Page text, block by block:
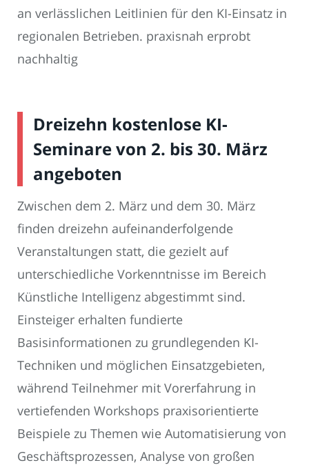
an verlässlichen Leitlinien für den KI-Einsatz in
regionalen Betrieben. praxisnah erprobt
nachhaltig
Dreizehn kostenlose KI-
Seminare von 2. bis 30. März
angeboten
Zwischen dem 2. März und dem 30. März
finden dreizehn aufeinanderfolgende
Veranstaltungen statt, die gezielt auf
unterschiedliche Vorkenntnisse im Bereich
Künstliche Intelligenz abgestimmt sind.
Einsteiger erhalten fundierte
Basisinformationen zu grundlegenden KI-
Techniken und möglichen Einsatzgebieten,
während Teilnehmer mit Vorerfahrung in
vertiefenden Workshops praxisorientierte
Beispiele zu Themen wie Automatisierung von
Geschäftsprozessen, Analyse von großen